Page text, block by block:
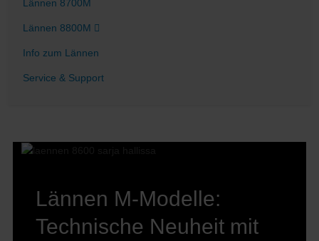
Lännen 8700M
Lännen 8800M
Info zum Lännen
Service & Support
Lännen M-Modelle:
Technische Neuheit mit